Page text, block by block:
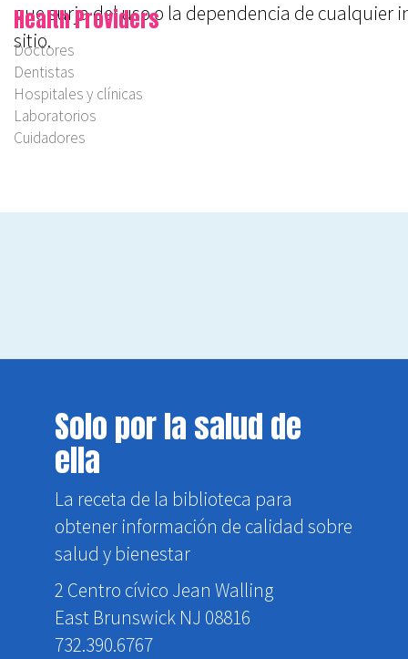
que surja del uso o la dependencia de cualquier
sitio.
Health Providers
Doctores
Dentistas
Hospitales y clínicas
Laboratorios
Cuidadores
Solo por la salud de
ella
La receta de la biblioteca para
obtener información de calidad sobre
salud y bienestar
2 Centro cívico Jean Walling
East Brunswick NJ 08816
732.390.6767